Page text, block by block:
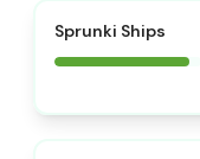
Sprunki Ships